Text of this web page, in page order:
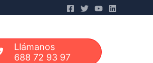
Llámanos
688 72 93 97